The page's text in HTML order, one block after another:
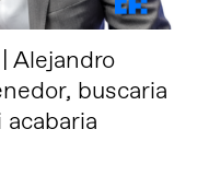
Alejandro
buscaria